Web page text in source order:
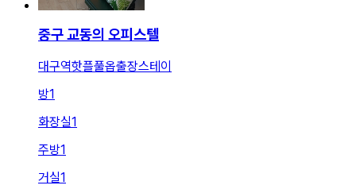
중구 교동의 오피스텔
대구역핫플풀옵출장스테이
방1
화장실1
주방1
거실1